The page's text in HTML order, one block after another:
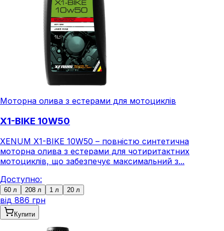
Моторна олива з естерами для мотоциклів
X1-BIKE 10W50
XENUM X1-BIKE 10W50 – повністю синтетична
моторна олива з естерами для чотиритактних
мотоциклів, що забезпечує максимальний з...
Доступно:
60 л 208 л 1 л 20 л
від 886 грн
Купити